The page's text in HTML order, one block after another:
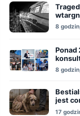
8
Ponad
akcja
8
jest
17